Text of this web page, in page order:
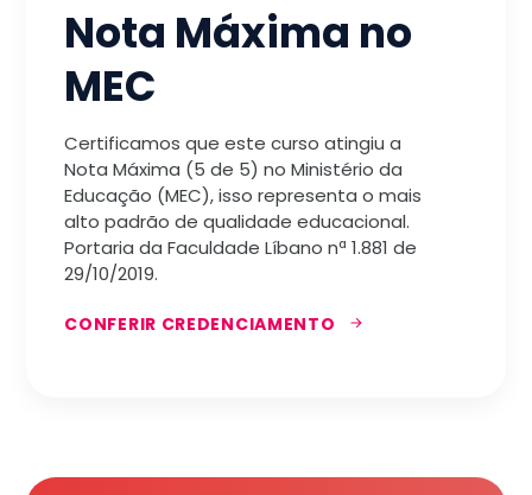
Nota Máxima no
MEC
Certificamos que este curso atingiu a
Nota Máxima (5 de 5) no Ministério da
Educação (MEC), isso representa o mais
alto padrão de qualidade educacional.
Portaria da Faculdade Líbano nª 1.881 de
29/10/2019.
CONFERIR CREDENCIAMENTO